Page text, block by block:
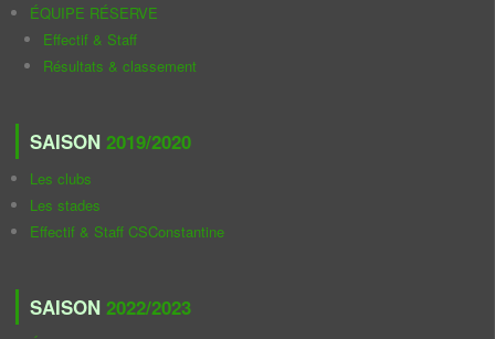
ÉQUIPE RÉSERVE
Effectif & Staff
Résultats & classement
SAISON 2019/2020
Les clubs
Les stades
Effectif & Staff CSConstantine
SAISON 2022/2023